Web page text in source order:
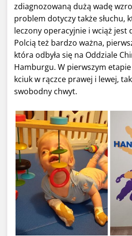
zdiagnozowaną dużą wadę
problem dotyczy także słuchu,
leczony operacyjnie i wciąż jest
Polcią też bardzo ważna,
która odbyła się na Oddziale
Hamburgu. W pierwszym
kciuk w rączce prawej i lewej,
swobodny chwyt.